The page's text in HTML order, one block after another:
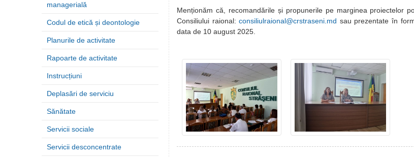
managerială
Codul de etică și deontologie
Planurile de activitate
Rapoarte de activitate
Instrucțiuni
Deplasări de serviciu
Sănătate
Servicii sociale
Servicii desconcentrate
Menționăm că, recomandările și propunerile pe marginea proiectelor
Consiliului raional:consiliulraional@crstraseni.md sau prezentate în
data de 10 august 2025.